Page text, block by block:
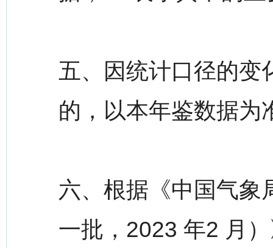
五、因统计口径的变
的，以本年鉴数据为
六、根据《中国气象
一批，2023 年2 月